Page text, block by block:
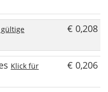
€ 0,208
Klick für
€ 0,206